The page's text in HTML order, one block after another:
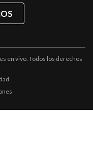
en vivo. Todos los derechos